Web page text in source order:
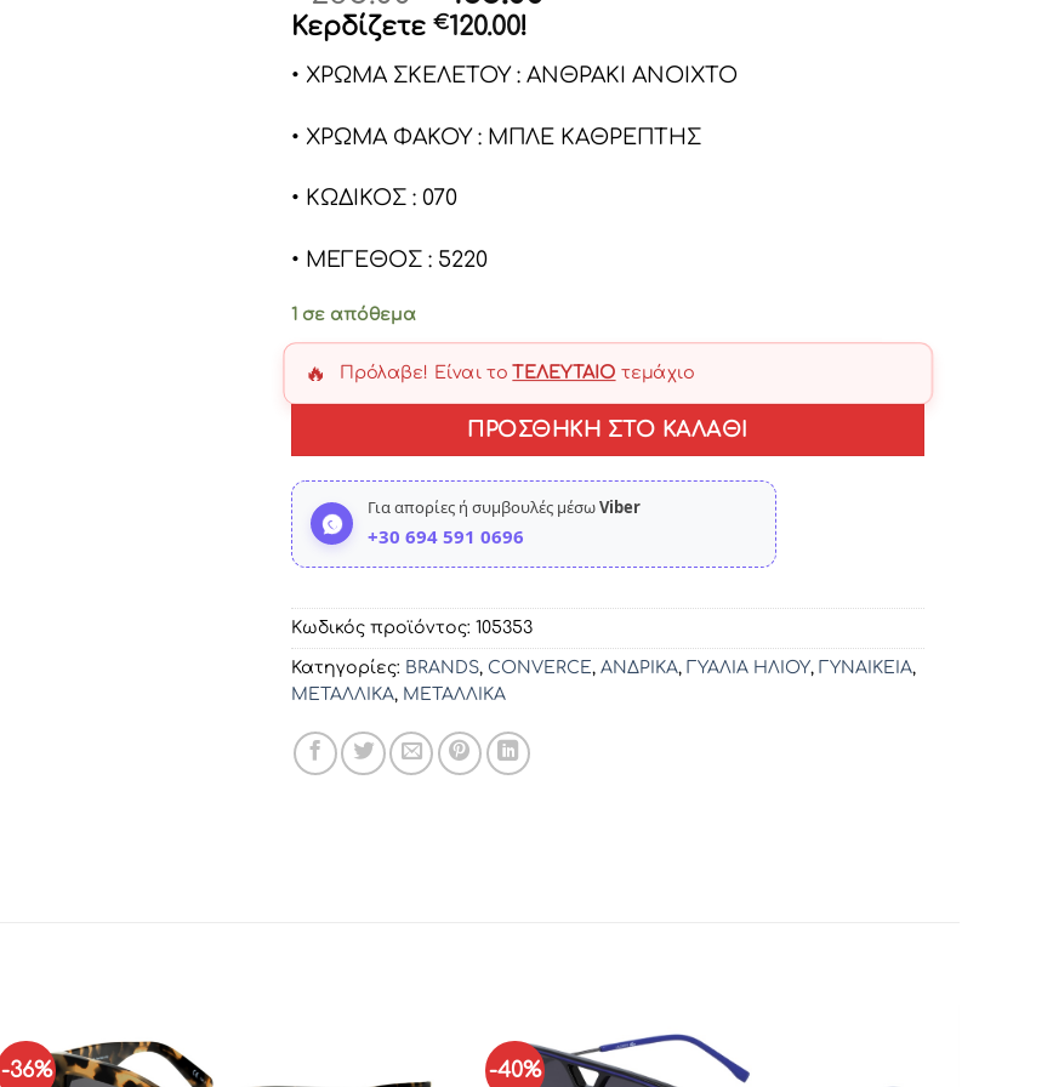
price
€285.00.είναι:
€165.00.
Κερδίζετε €120.00!
• ΧΡΩΜΑ ΣΚΕΛΕΤΟΥ : ΑΝΘΡΑΚΙ ΑΝΟΙΧΤΟ
• ΧΡΩΜΑ ΦΑΚΟΥ : ΜΠΛΕ ΚΑΘΡΕΠΤΗΣ
• ΚΩΔΙΚΟΣ : 070
• ΜΕΓΕΘΟΣ : 5220
1 σε απόθεμα
🔥 Πρόλαβε! Είναι το ΤΕΛΕΥΤΑΊΟ τεμάχιο
ΠΡΟΣΘΉΚΗ ΣΤΟ ΚΑΛΆΘΙ
Για απορίες ή συμβουλές μέσωViber
+30 694 591 0696
Κωδικός προϊόντος: 105353
Κατηγορίες: BRANDS, CONVERCE , ΑΝΔΡΙΚΑ, ΓΥΑΛΙΑ ΗΛΙΟΥ, ΓΥΝΑΙΚΕΙΑ,
ΜΕΤΑΛΛΙΚΑ, ΜΕΤΑΛΛΙΚΑ
-36% -40%